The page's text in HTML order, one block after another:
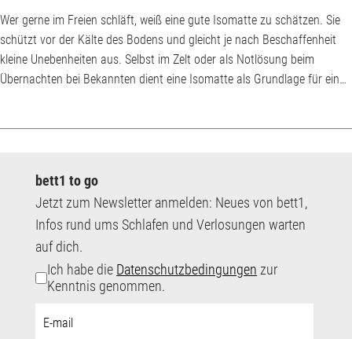
Wer gerne im Freien schläft, weiß eine gute Isomatte zu schätzen. Sie
schützt vor der Kälte des Bodens und gleicht je nach Beschaffenheit
kleine Unebenheiten aus. Selbst im Zelt oder als Notlösung beim
Übernachten bei Bekannten dient eine Isomatte als Grundlage für ein
bett1 to go
Jetzt zum Newsletter anmelden: Neues von bett1,
Infos rund ums Schlafen und Verlosungen warten
auf dich.
Ich habe die Datenschutzbedingungen zur
Kenntnis genommen.
Mail-